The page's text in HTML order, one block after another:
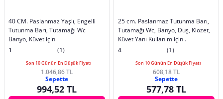
40 CM. Paslanmaz Yaşlı, Engelli
Tutunma Barı, Tutamağı Wc
Banyo, Küvet için
1
(1)
Son 10 Günün En Düşük Fiyatı
1.046,86 TL
Sepette
994,52 TL
25 cm. Paslanmaz Tutunma Barı,
Tutamağı Wc, Banyo, Duş, Klozet,
Küvet Yanı Kullanım için .
4
(1)
Son 10 Günün En Düşük Fiyatı
608,18 TL
Sepette
577,78 TL